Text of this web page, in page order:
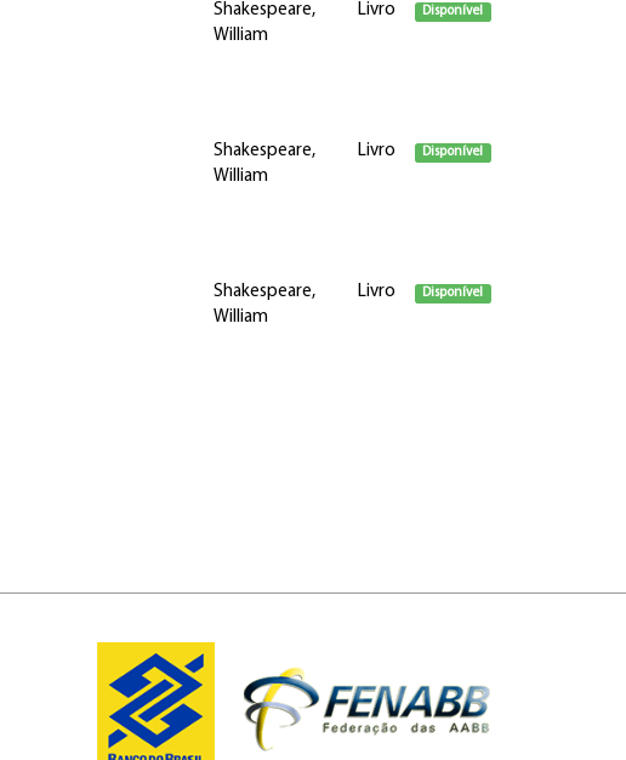
Shakespeare,
William
Livro Disponível
Shakespeare,
William
Livro Disponível
Shakespeare,
William
Livro Disponível